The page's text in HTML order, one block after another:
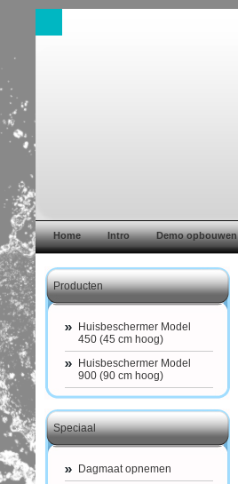
Home Intro Demo opbouwen
Producten
Huisbeschermer Model
450 (45 cm hoog)
Huisbeschermer Model
900 (90 cm hoog)
Speciaal
Dagmaat opnemen